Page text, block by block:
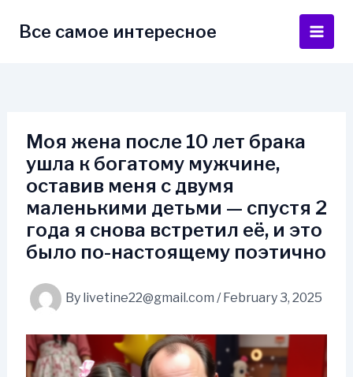
Все самое интересное
Main
Моя жена после 10 лет брака
ушла к богатому мужчине,
оставив меня с двумя
маленькими детьми — спустя 2
года я снова встретил её, и это
было по-настоящему поэтично
By livetine22@gmail.com / February 3, 2025